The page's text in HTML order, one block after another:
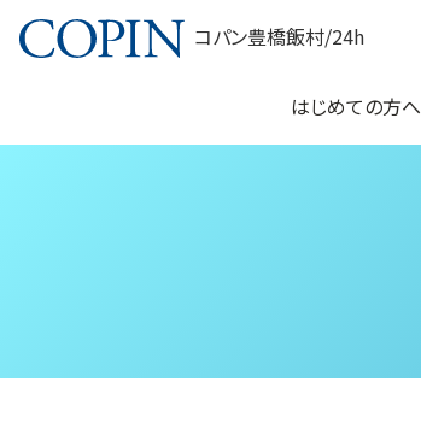
コパン豊橋飯村/24h
はじめての方へ